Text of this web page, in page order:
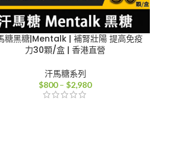
糖黑糖|Mentalk | 補腎壯陽 提高免疫
力30顆/盒 | 香港直營
汗馬糖系列
$800 – $2,980價